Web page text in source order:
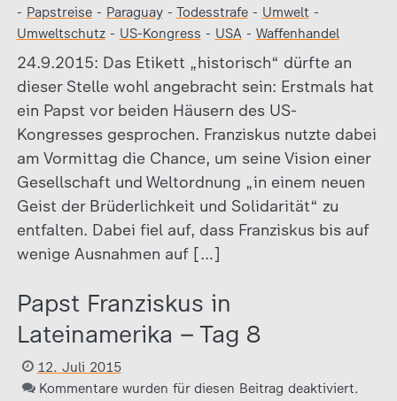
- Papstreise- Paraguay- Todesstrafe- Umwelt -
Umweltschutz- US-Kongress - USA- Waffenhandel
24.9.2015: Das Etikett „historisch“ dürfte an
dieser Stelle wohl angebracht sein: Erstmals hat
ein Papst vor beiden Häusern des US-
Kongresses gesprochen. Franziskus nutzte dabei
am Vormittag die Chance, um seine Vision einer
Gesellschaft und Weltordnung „in einem neuen
Geist der Brüderlichkeit und Solidarität“ zu
entfalten. Dabei fiel auf, dass Franziskus bis auf
wenige Ausnahmen auf […]
Papst Franziskus in
Lateinamerika – Tag 8
12. Juli 2015
Kommentare wurden für diesen Beitrag deaktiviert.